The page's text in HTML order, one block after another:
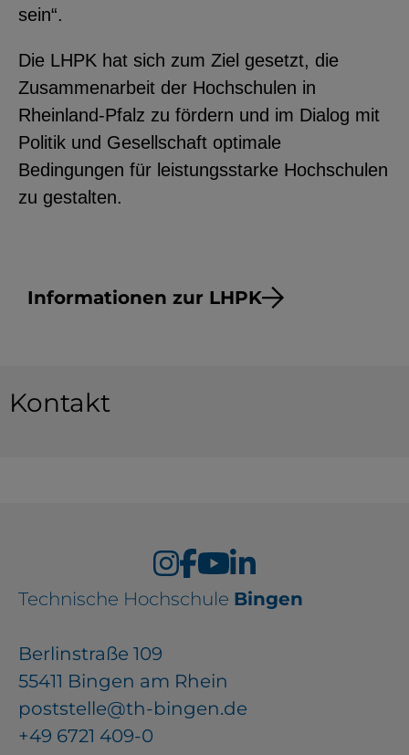
sein“.
Die LHPK hat sich zum Ziel gesetzt, die
Zusammenarbeit der Hochschulen in
Rheinland-Pfalz zu fördern und im Dialog mit
Politik und Gesellschaft optimale
Bedingungen für leistungsstarke Hochschulen
zu gestalten.
Informationen zur LHPK
Kontakt
Technische Hochschule Bingen
Berlinstraße 109
55411 Bingen am Rhein
poststelle@th-bingen.de
+49 6721 409-0